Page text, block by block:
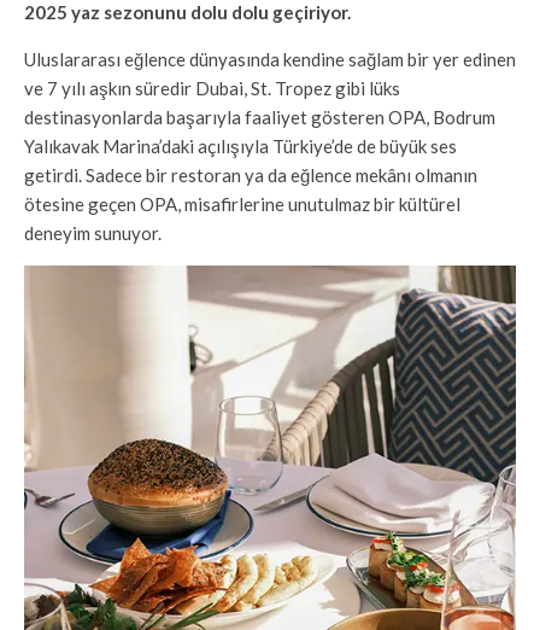
2025 yaz sezonunu dolu dolu geçiriyor.
Uluslararası eğlence dünyasında kendine sağlam bir yer edinen
ve 7 yılı aşkın süredir Dubai, St. Tropez gibi lüks
destinasyonlarda başarıyla faaliyet gösteren OPA, Bodrum
Yalıkavak Marina’daki açılışıyla Türkiye’de de büyük ses
getirdi. Sadece bir restoran ya da eğlence mekânı olmanın
ötesine geçen OPA, misafirlerine unutulmaz bir kültürel
deneyim sunuyor.